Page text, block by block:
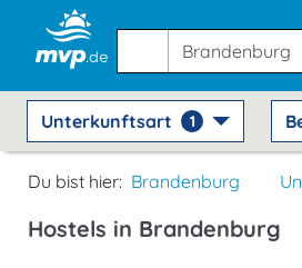
Unterkunftsart 1
Du bist hier: Brandenburg
Hostels in Brandenburg